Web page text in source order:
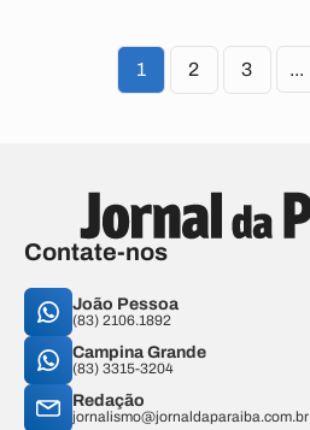
1 2 3 ...
Contate-nos
João Pessoa
(83) 2106.1892
Campina Grande
(83) 3315-3204
Redação
jornalismo@jornaldaparaiba.com.br